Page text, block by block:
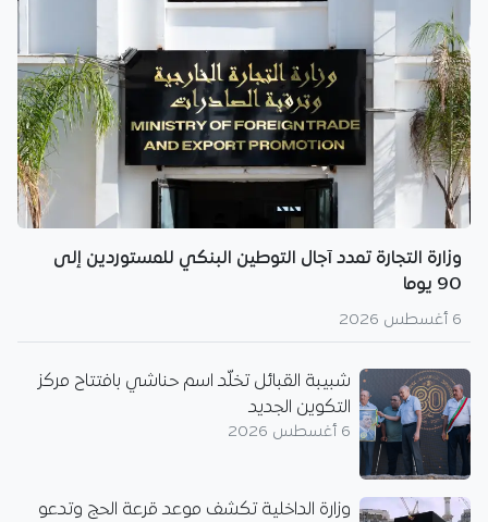
وزارة التجارة تمدد آجال التوطين البنكي للمستوردين إلى
90 يوما
6 أغسطس 2026
شبيبة القبائل تخلّد اسم حناشي بافتتاح مركز
التكوين الجديد
6 أغسطس 2026
وزارة الداخلية تكشف موعد قرعة الحج وتدعو